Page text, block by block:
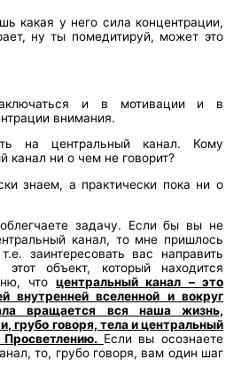
какая у него сила концентрации,
ну ты помедитируй, может это
и в мотивации и в
внимания.
на центральный канал. Кому
канал ни о чем не говорит?
знаем, а практически пока ни о
задачу. Если бы вы не
канал, то мне пришлось
заинтересовать вас направить
объект, который находится
чтоцентральный канал – это
внутренней вселенной и вокруг
вращается вся наша жизнь,
грубо говоря, тела и центральный
Если вы осознаете
то, грубо говоря, вам один шаг